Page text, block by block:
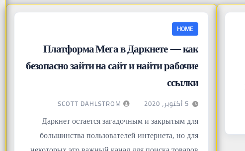
HOME
Платформа Мега в Даркнете — как
безопасно зайти на сайт и найти рабочие
ссылки
5 أكتوبر، 2020 SCOTT DAHLSTROM
Даркнет остается загадочным и закрытым для
большинства пользователей интернета, но для